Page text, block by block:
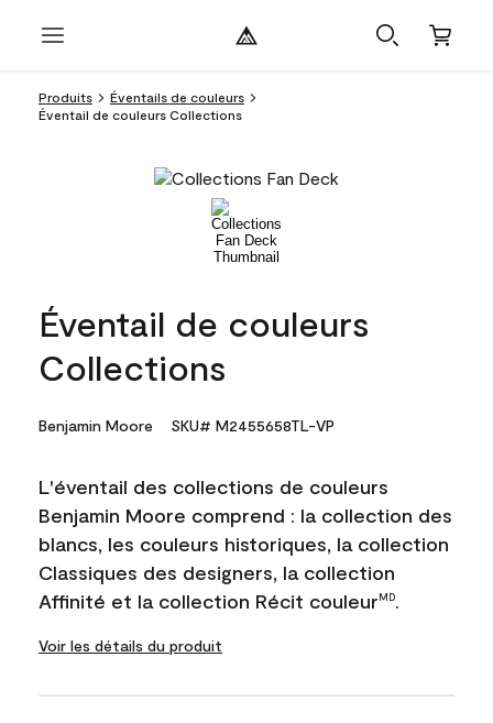
Produits
Éventails de couleurs
Éventail de couleurs Collections
Éventail de couleurs
Collections
Benjamin Moore SKU# M2455658TL-VP
L'éventail des collections de couleurs
Benjamin Moore comprend : la collection des
blancs, les couleurs historiques, la collection
Classiques des designers, la collection
Affinité et la collection Récit couleurMD.
Voir les détails du produit